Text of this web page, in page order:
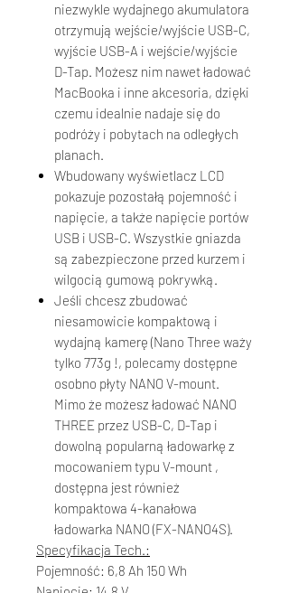
niezwykle wydajnego akumulatora
otrzymują wejście/wyjście USB-C,
wyjście USB-A i wejście/wyjście
D-Tap. Możesz nim nawet ładować
MacBooka i inne akcesoria, dzięki
czemu idealnie nadaje się do
podróży i pobytach na odległych
planach.
Wbudowany wyświetlacz LCD
pokazuje pozostałą pojemność i
napięcie, a także napięcie portów
USB i USB-C. Wszystkie gniazda
są zabezpieczone przed kurzem i
wilgocią gumową pokrywką.
Jeśli chcesz zbudować
niesamowicie kompaktową i
wydajną kamerę (Nano Three waży
tylko 773g !, polecamy dostępne
osobno płyty NANO V-mount.
Mimo że możesz ładować NANO
THREE przez USB-C, D-Tap i
dowolną popularną ładowarkę z
mocowaniem typu V-mount ,
dostępna jest również
kompaktowa 4-kanałowa
ładowarka NANO (FX-NANO4S).
Specyfikacja Tech.:
Pojemność: 6,8 Ah 150 Wh